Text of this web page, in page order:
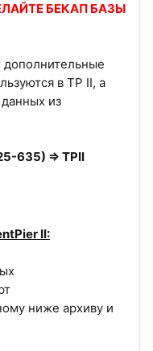
БЕКАП БАЗЫ
дополнительные
в TP II, а
из
635) => TPII
II:
ниже архиву и